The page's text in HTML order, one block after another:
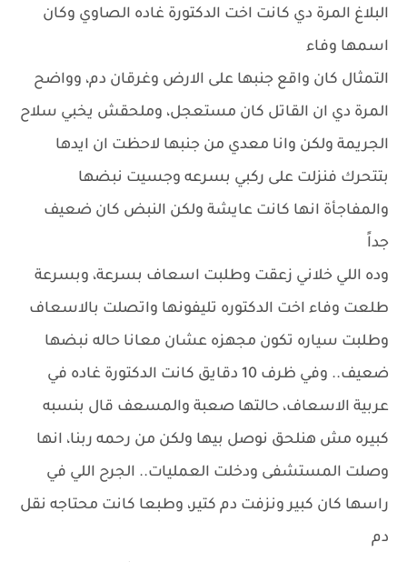
البلاغ المرة دي كانت اخت الدكتورة غاده الصاوي وكان
اسمها وفاء
التمثال كان واقع جنبها على الارض وغرقان دم، وواضح
المرة دي ان القاتل كان مستعجل، وملحقش يخبي سلاح
الجريمة ولكن وانا معدي من جنبها لاحظت ان ايدها
بتتحرك فنزلت على ركبي بسرعه وجسيت نبضها
والمفاجأة انها كانت عايشة ولكن النبض كان ضعيف
جداً
وده اللي خلاني زعقت وطلبت اسعاف بسرعة، وبسرعة
طلعت وفاء اخت الدكتوره تليفونها واتصلت بالاسعاف
وطلبت سياره تكون مجهزه عشان معانا حاله نبضها
ضعيف.. وفي ظرف 10 دقايق كانت الدكتورة غاده في
عربية الاسعاف، حالتها صعبة والمسعف قال بنسبه
كبيره مش هنلحق نوصل بيها ولكن من رحمه ربنا، انها
وصلت المستشفى ودخلت العمليات.. الجرح اللي في
راسها كان كبير ونزفت دم كتير، وطبعا كانت محتاجه نقل
دم